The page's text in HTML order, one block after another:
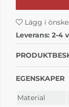
Lägg i
Leverans: 2-4
EGENSKAPER
Material